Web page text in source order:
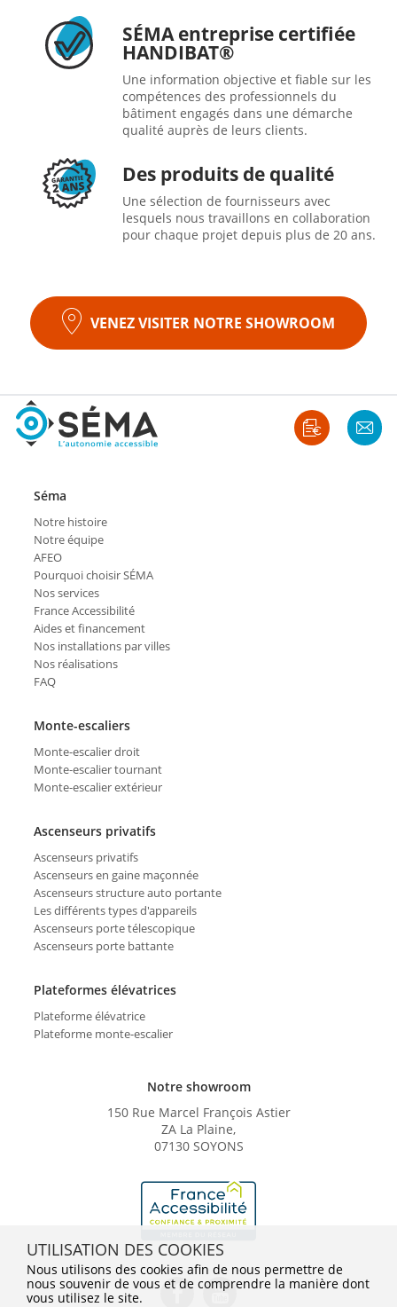
SÉMA entreprise certifiée
HANDIBAT®
Une information objective et fiable sur les
compétences des professionnels du
bâtiment engagés dans une démarche
qualité auprès de leurs clients.
Des produits de qualité
Une sélection de fournisseurs avec
lesquels nous travaillons en collaboration
pour chaque projet depuis plus de 20 ans.
VENEZ VISITER NOTRE SHOWROOM
Notre showroom
150 Rue Marcel François Astier
ZA La Plaine,
07130 SOYONS
Séma
Notre histoire
Notre équipe
AFEO
Pourquoi choisir SÉMA
Nos services
France Accessibilité
Aides et financement
Nos installations par villes
Nos réalisations
FAQ
Monte-escaliers
Monte-escalier droit
Monte-escalier tournant
Monte-escalier extérieur
Ascenseurs privatifs
Ascenseurs privatifs
Ascenseurs en gaine maçonnée
Ascenseurs structure auto portante
Les différents types d'appareils
Ascenseurs porte télescopique
Ascenseurs porte battante
Plateformes élévatrices
Plateforme élévatrice
Plateforme monte-escalier
UTILISATION DES COOKIES
Nous utilisons des cookies afin de nous permettre de
nous souvenir de vous et de comprendre la manière dont
vous utilisez le site.